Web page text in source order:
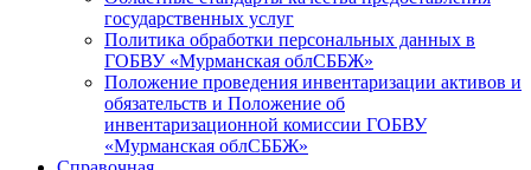
государственных услуг
Политика обработки персональных данных в
ГОБВУ «Мурманская облСББЖ»
Положение проведения инвентаризации активов и
обязательств и Положение об
инвентаризационной комиссии ГОБВУ
«Мурманская облСББЖ»